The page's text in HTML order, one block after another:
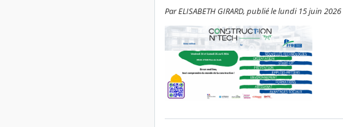
Par ELISABETH GIRARD, publié le lundi 15 juin